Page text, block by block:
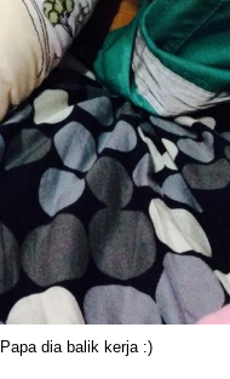
dia balik kerja :)